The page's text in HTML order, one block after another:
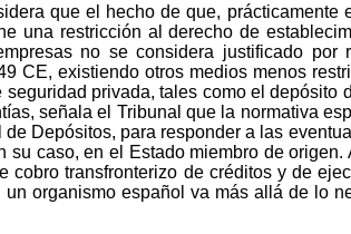
que el hecho de que,
una restricción al derecho de
no se considera justificado
CE, existiendo otros medios menos
privada, tales como el depósito
señala el Tribunal que la normativa
Depósitos, para responder a las
su caso, en el Estado miembro de
cobro transfronterizo de créditos y de
organismo español va más allá de lo